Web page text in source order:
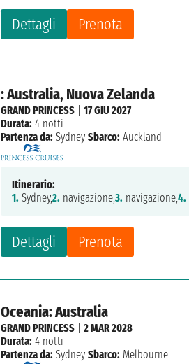
Dettagli Prenota
: Australia, Nuova Zelanda
Dettagli Prenota
GRAND PRINCESS |17 GIU 2027
Durata: 4 notti
Partenza da: Sydney Sbarco: Auckland
Itinerario:
1. Sydney,2. navigazione,3. navigazione,4.
Oceania: Australia
GRAND PRINCESS |2 MAR 2028
Durata: 4 notti
Partenza da: Sydney Sbarco: Melbourne